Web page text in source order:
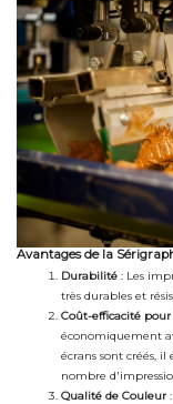
Avantages de la
Durabilité : Les
très durables et
Coût-efficacité pour
économiquement
écrans sont créés,
nombre
Qualité de Couleur: